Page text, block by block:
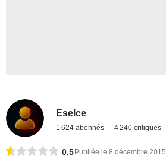
Eselce
1 624 abonnés 4 240 critiques
0,5 Publiée le 8 décembre 2015